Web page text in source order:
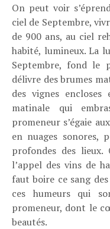
On peut voir
ciel de Septembre,
de 900 ans, au ciel
habité, lumineux. La
Septembre, fond le
délivre des brumes
des vignes
matinale qui
promeneur s’égaie
en nuages sonores,
profondes des lieux.
l’appel des vins de
faut boire ce sang
ces humeurs qui
promeneur, dont le
beautés.